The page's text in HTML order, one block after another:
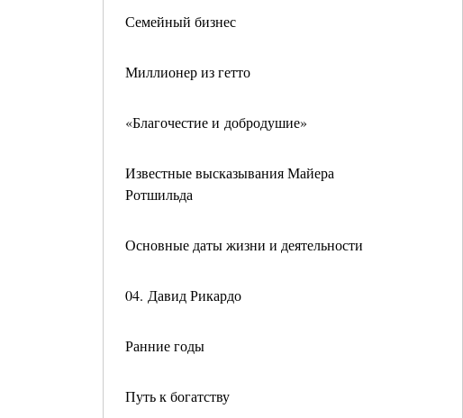
Семейный бизнес
Миллионер из гетто
«Благочестие и добродушие»
Известные высказывания Майера
Ротшильда
Основные даты жизни и деятельности
04. Давид Рикардо
Ранние годы
Путь к богатству